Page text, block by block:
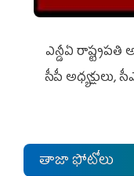
ఎన్డీఏ రాష్ట్ర‌ప‌తి
సీపీ
తాజా ఫోటోలు